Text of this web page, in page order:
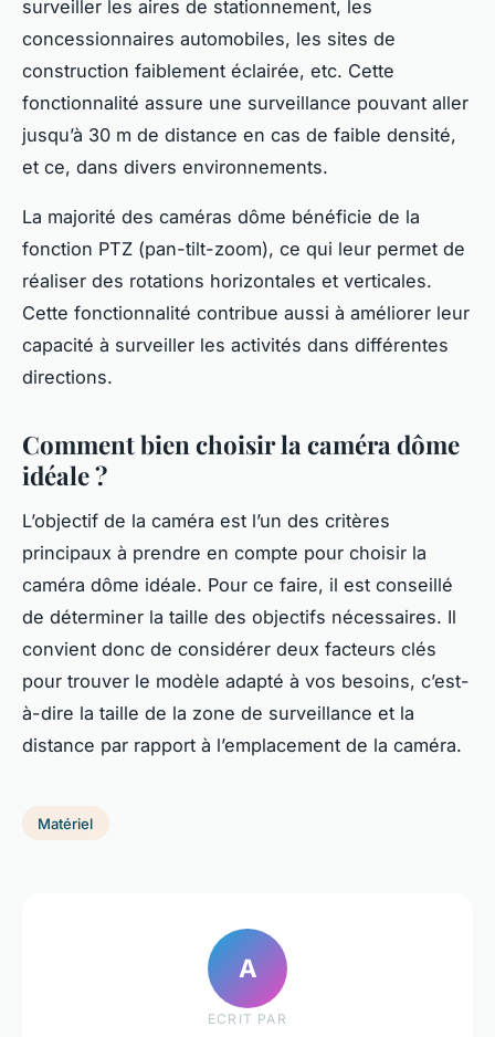
surveiller les aires de stationnement, les
concessionnaires automobiles, les sites de
construction faiblement éclairée, etc. Cette
fonctionnalité assure une surveillance pouvant aller
jusqu’à 30 m de distance en cas de faible densité,
et ce, dans divers environnements.
La majorité des caméras dôme bénéficie de la
fonction PTZ (pan-tilt-zoom), ce qui leur permet de
réaliser des rotations horizontales et verticales.
Cette fonctionnalité contribue aussi à améliorer leur
capacité à surveiller les activités dans différentes
directions.
Comment bien choisir la caméra dôme
idéale ?
L’objectif de la caméra est l’un des critères
principaux à prendre en compte pour choisir la
caméra dôme idéale. Pour ce faire, il est conseillé
de déterminer la taille des objectifs nécessaires. Il
convient donc de considérer deux facteurs clés
pour trouver le modèle adapté à vos besoins, c’est-
à-dire la taille de la zone de surveillance et la
distance par rapport à l’emplacement de la caméra.
Matériel
A
ECRIT PAR